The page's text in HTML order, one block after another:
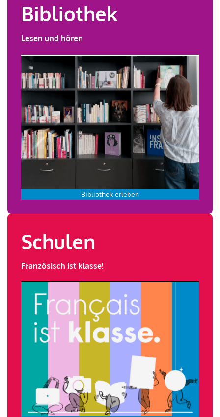
Bibliothek
Lesen und hören
Bibliothek erleben
Schulen
Französisch ist klasse!